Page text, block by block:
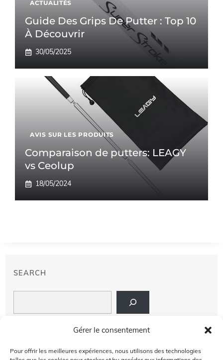
Gérer le consentement
Pour offrir les meilleures expériences, nous utilisons des technologies
ACTUALITÉS
Guide Des Grips De Putter : Top 10
À Découvrir
30/05/2025
AVIS SUR LES PRODUITS
Comparaison de putters: LEAGY
vs Ceolup
18/05/2024
SEARCH